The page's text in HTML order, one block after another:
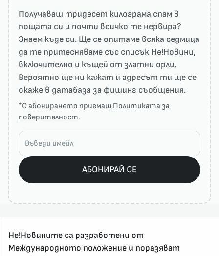
Получаваш тридесет килограма спам в
пощата си и почти всичко те нервира?
Знаем къде си. Ще се опитаме всяка седмица
да те притесняваме със списък He!Новини,
включително и къщей от златни орли.
Вероятно ще ни кажат и адресът ти ще се
окаже в датабаза за фишинг съобщения.
*С абонирането приемаш Политиката за
поверителност.
АБОНИРАЙ СЕ
Не!Новините са разработени от
Международното положение и поразяват